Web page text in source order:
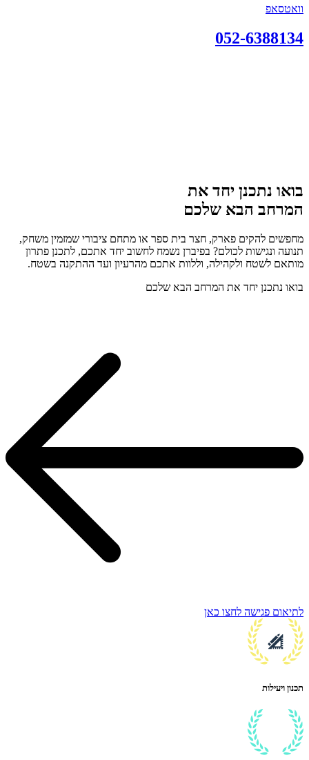
וואטסאפ
052-6388134
בואו נתכנן יחד את
המרחב הבא שלכם
מחפשים להקים פארק, חצר בית ספר או מתחם ציבורי שמזמין משחק,
תנועה ונגישות לכולם? בפיברן נשמח לחשוב יחד אתכם, לתכנן פתרון
מותאם לשטח ולקהילה, וללוות אתכם מהרעיון ועד ההתקנה בשטח.
בואו נתכנן יחד את המרחב הבא שלכם
לתיאום פגישה לחצו כאן
תכנון ויעילות